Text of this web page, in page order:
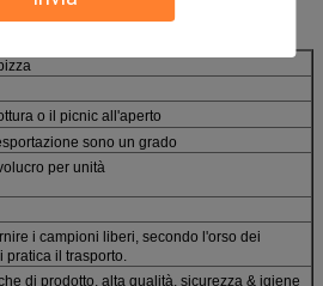
o il picnic all'aperto
sono un grado
per unità
i campioni liberi, secondo l'orso dei
pratica il trasporto.
di prodotto, alta qualità, sicurezza & igiene